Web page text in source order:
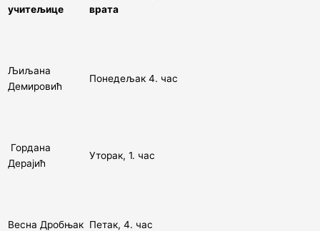
учитељице
врата
Љиљана
Демировић
Понедељак 4. час
Гордана
Дерајић
Уторак, 1. час
Весна Дробњак Петак, 4. час